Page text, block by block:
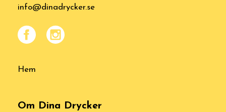
info@dinadrycker.se
Hem
Om Dina Drycker